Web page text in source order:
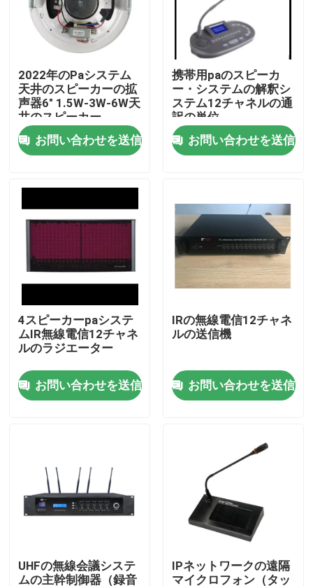
プロダクト
ビデオ
私達について
工場旅行
品質管理
ニュース
PAシステム アンプ
2022年のPaシステム
天井のスピーカーの拡
声器6" 1.5W-3W-6W天
井のスピーカー
お問い合わせを送信
携帯用paのスピーカ
ー・システムの解釈シ
ステム12チャネルの通
訳の単位
お問い合わせを送信
4スピーカーpaシステ
ムIR無線電信12チャネ
ルのラジエーター
お問い合わせを送信
IRの無線電信12チャネ
ルの送信機
お問い合わせを送信
UHFの無線会議システ
ムの主幹制御器（録音
IPネットワークの遠隔
マイクロフォン（タッ